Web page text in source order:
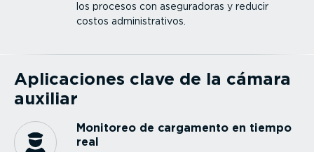
los procesos con asegu­ra­doras y reducir
costos adminis­tra­tivos.
Aplica­ciones clave de la cámara
auxiliar
Monitoreo de cargamento en tiempo
real